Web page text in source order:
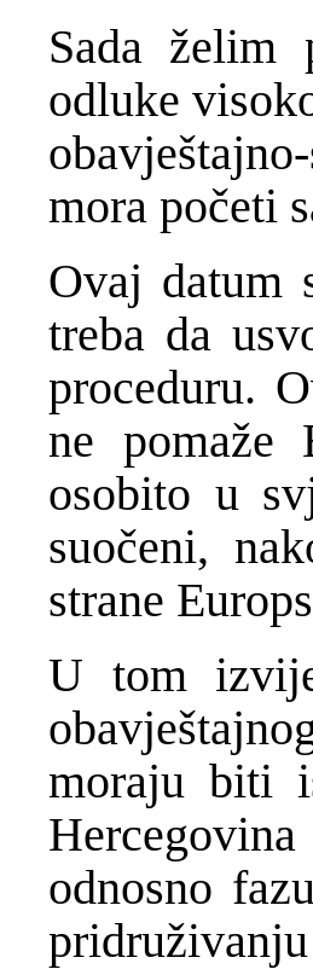
Sada želim
odluke
mora početi
Ovaj datum
treba da
proceduru.
ne pomaže
osobito u
suočeni,
strane
U tom
moraju biti
odnosno